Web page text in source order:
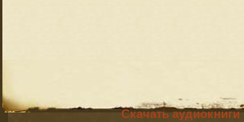
Скачать аудиокниги